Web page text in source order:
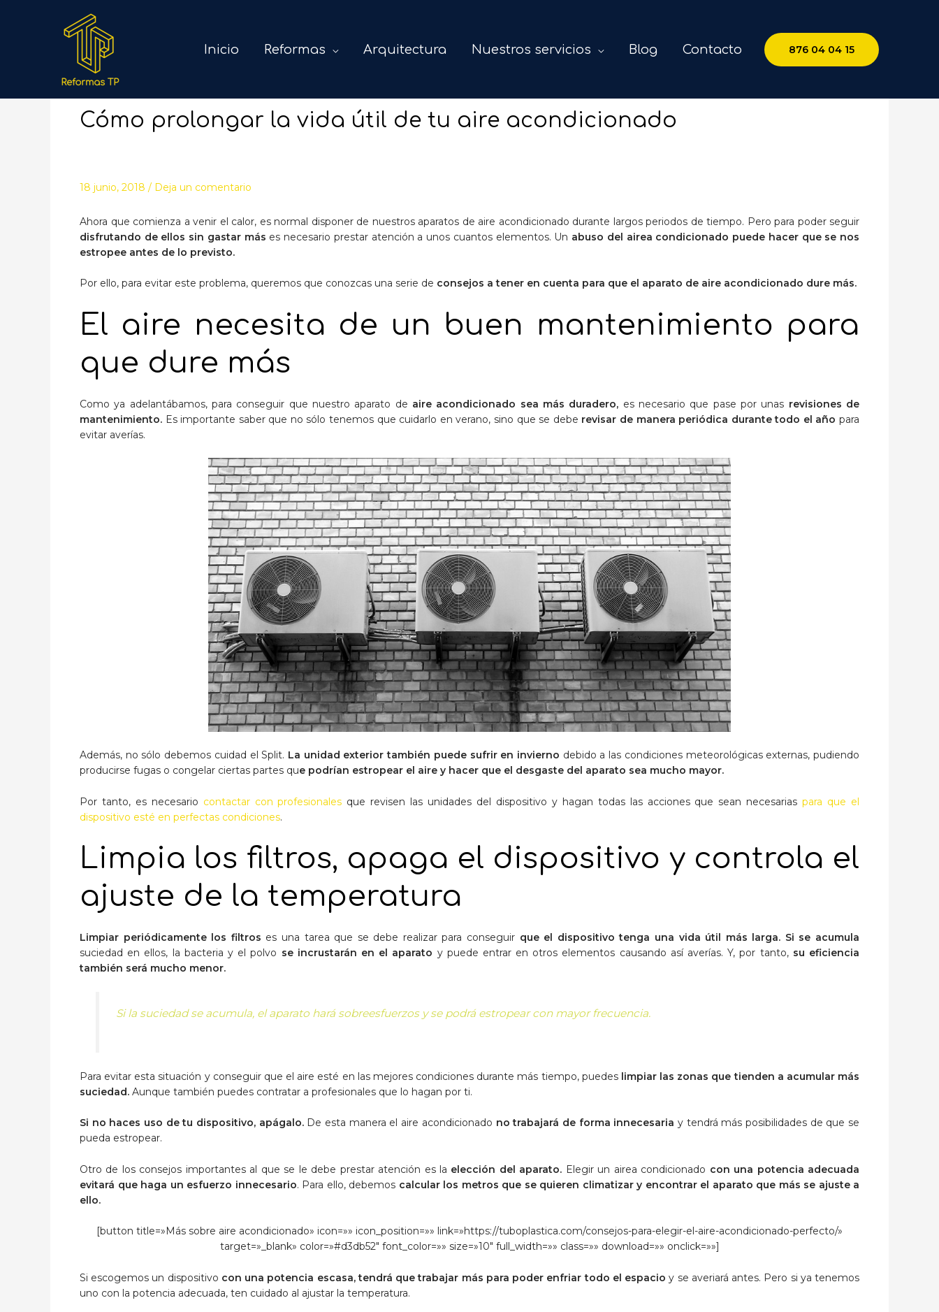
Inicio Reformas Arquitectura Nuestros servicios Blog Contacto 876 04 04 15
Cómo prolongar la vida útil de tu aire acondicionado
18 junio, 2018 / Deja un comentario
Ahora que comienza a venir el calor, es normal disponer de nuestros aparatos de aire acondicionado durante largos periodos de tiempo. Pero para poder seguir
disfrutando de ellos sin gastar más es necesario prestar atención a unos cuantos elementos. Un abuso del airea condicionado puede hacer que se nos
estropee antes de lo previsto.
Por ello, para evitar este problema, queremos que conozcas una serie de consejos a tener en cuenta para que el aparato de aire acondicionado dure más.
El aire necesita de un buen mantenimiento para
que dure más
Como ya adelantábamos, para conseguir que nuestro aparato de aire acondicionado sea más duradero, es necesario que pase por unas revisiones de
mantenimiento. Es importante saber que no sólo tenemos que cuidarlo en verano, sino que se debe revisar de manera periódica durante todo el año para
evitar averías.
Además, no sólo debemos cuidad el Split. La unidad exterior también puede sufrir en invierno debido a las condiciones meteorológicas externas, pudiendo
producirse fugas o congelar ciertas partes que podrían estropear el aire y hacer que el desgaste del aparato sea mucho mayor.
Por tanto, es necesario contactar con profesionales que revisen las unidades del dispositivo y hagan todas las acciones que sean necesariaspara que el
dispositivo esté en perfectas condiciones.
Limpia los filtros, apaga el dispositivo y controla el
ajuste de la temperatura
Limpiar periódicamente los filtros es una tarea que se debe realizar para conseguir que el dispositivo tenga una vida útil más larga. Si se acumula
suciedad en ellos, la bacteria y el polvo se incrustarán en el aparato y puede entrar en otros elementos causando así averías. Y, por tanto, su eficiencia
también será mucho menor.
Si la suciedad se acumula, el aparato hará sobreesfuerzos y se podrá estropear con mayor frecuencia.
Para evitar esta situación y conseguir que el aire esté en las mejores condiciones durante más tiempo, puedeslimpiar las zonas que tienden a acumular más
suciedad. Aunque también puedes contratar a profesionales que lo hagan por ti.
Si no haces uso de tu dispositivo, apágalo.De esta manera el aire acondicionado no trabajará de forma innecesaria y tendrá más posibilidades de que se
pueda estropear.
Otro de los consejos importantes al que se le debe prestar atención es la elección del aparato. Elegir un airea condicionado con una potencia adecuada
evitará que haga un esfuerzo innecesario. Para ello, debemos calcular los metros que se quieren climatizar y encontrar el aparato que más se ajuste a
ello.
[button title=»Más sobre aire acondicionado» icon=»» icon_position=»» link=»https://tuboplastica.com/consejos-para-elegir-el-aire-acondicionado-perfecto/»
target=»_blank» color=»#d3db52″ font_color=»» size=»10″ full_width=»» class=»» download=»» onclick=»»]
Si escogemos un dispositivo con una potencia escasa, tendrá que trabajar más para poder enfriar todo el espacio y se averiará antes. Pero si ya tenemos
uno con la potencia adecuada, ten cuidado al ajustar la temperatura.